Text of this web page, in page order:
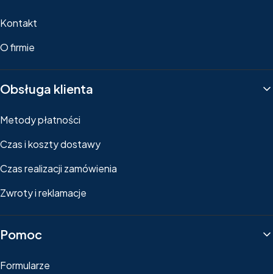
Kontakt
O firmie
Obsługa klienta
Metody płatności
Czas i koszty dostawy
Czas realizacji zamówienia
Zwroty i reklamacje
Pomoc
Formularze